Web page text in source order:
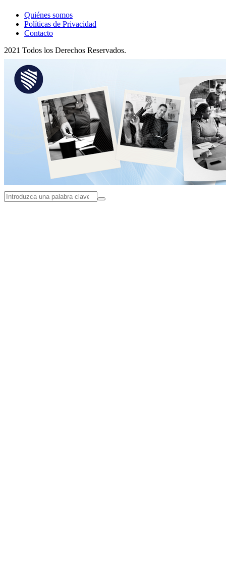
Quiénes somos
Políticas de Privacidad
Contacto
2021 Todos los Derechos Reservados.